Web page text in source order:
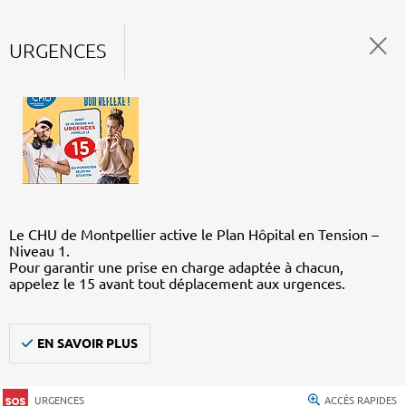
URGENCES
Le CHU de Montpellier active le Plan Hôpital en Tension –
Niveau 1.
Pour garantir une prise en charge adaptée à chacun,
appelez le 15 avant tout déplacement aux urgences.
EN SAVOIR PLUS
URGENCES ACCÈS RAPIDES